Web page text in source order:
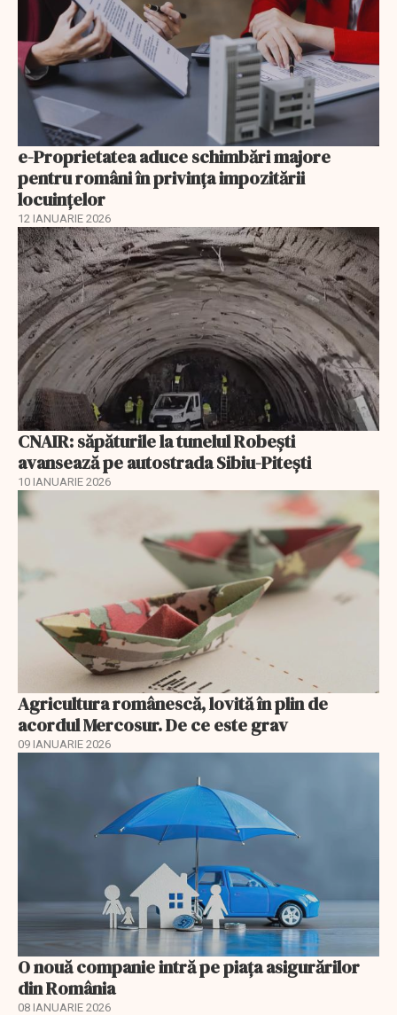
e-Proprietatea aduce schimbări majore
pentru români în privinţa impozitării
locuințelor
12 IANUARIE 2026
CNAIR: săpăturile la tunelul Robești
avansează pe autostrada Sibiu-Pitești
10 IANUARIE 2026
Agricultura românescă, lovită în plin de
acordul Mercosur. De ce este grav
09 IANUARIE 2026
O nouă companie intră pe piața asigurărilor
din România
08 IANUARIE 2026